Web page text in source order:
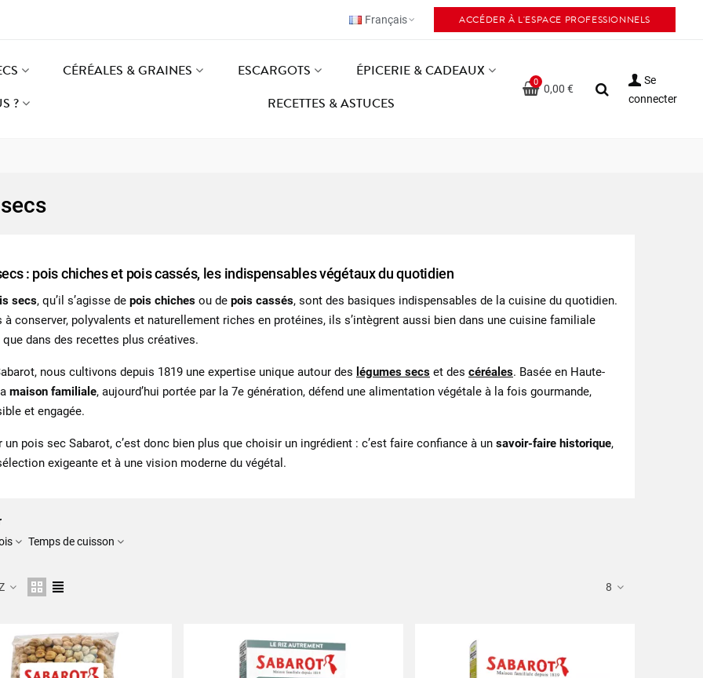
Français ACCÉDER À L'ESPACE PROFESSIONNELS
CÉRÉALES & GRAINES ESCARGOTS
ÉPICERIE & CADEAUX
?
RECETTES & ASTUCES
0
0,00 €
Se
connecter
: pois chiches et pois cassés, les indispensables végétaux du quotidien
secs, qu’il s’agisse de pois chiches ou de pois cassés, sont des basiques indispensables de la cuisine du quotidien.
à conserver, polyvalents et naturellement riches en protéines, ils s’intègrent aussi bien dans une cuisine familiale
dans des recettes plus créatives.
nous cultivons depuis 1819 une expertise unique autour des légumes secs et des céréales. Basée en Haute-
maison familiale, aujourd’hui portée par la 7e génération, défend une alimentation végétale à la fois gourmande,
et engagée.
un pois sec Sabarot, c’est donc bien plus que choisir un ingrédient : c’est faire confiance à un savoir-faire historique,
exigeante et à une vision moderne du végétal.
Temps de cuisson
8